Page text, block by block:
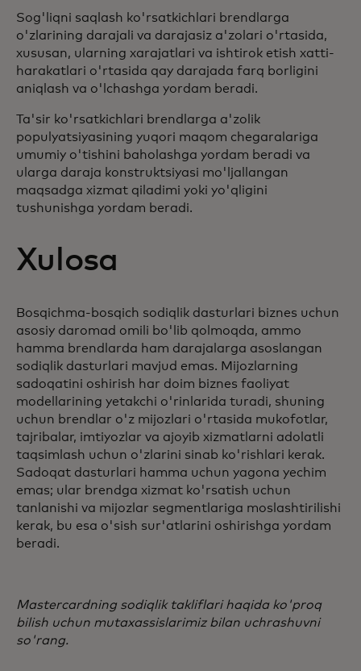
Sog'liqni saqlash ko'rsatkichlari brendlarga
o'zlarining darajali va darajasiz a'zolari o'rtasida,
xususan, ularning xarajatlari va ishtirok etish xatti-
harakatlari o'rtasida qay darajada farq borligini
aniqlash va o'lchashga yordam beradi.
Ta'sir ko'rsatkichlari brendlarga a'zolik
populyatsiyasining yuqori maqom chegaralariga
umumiy o'tishini baholashga yordam beradi va
ularga daraja konstruktsiyasi mo'ljallangan
maqsadga xizmat qiladimi yoki yo'qligini
tushunishga yordam beradi.
Xulosa
Bosqichma-bosqich sodiqlik dasturlari biznes uchun
asosiy daromad omili bo'lib qolmoqda, ammo
hamma brendlarda ham darajalarga asoslangan
sodiqlik dasturlari mavjud emas. Mijozlarning
sadoqatini oshirish har doim biznes faoliyat
modellarining yetakchi o'rinlarida turadi, shuning
uchun brendlar o'z mijozlari o'rtasida mukofotlar,
tajribalar, imtiyozlar va ajoyib xizmatlarni adolatli
taqsimlash uchun o'zlarini sinab ko'rishlari kerak.
Sadoqat dasturlari hamma uchun yagona yechim
emas; ular brendga xizmat ko'rsatish uchun
tanlanishi va mijozlar segmentlariga moslashtirilishi
kerak, bu esa o'sish sur'atlarini oshirishga yordam
beradi.
Mastercardning sodiqlik takliflari haqida ko'proq
bilish uchun mutaxassislarimiz bilan uchrashuvni
so'rang.